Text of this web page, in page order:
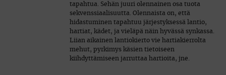
tapahtua. Sehän juuri olennainen osa tuota
sekvenssiaalisuutta. Olennaista on, että
hidastuminen tapahtuu järjestyksessä lantio,
hartiat, kädet, ja vieläpä näin hyvässä synkassa.
Liian aikainen lantiokierto vie hartiakierrolta
mehut, pyrkimys käsien tietoiseen
kiihdyttämiseen jarruttaa hartioita, jne.